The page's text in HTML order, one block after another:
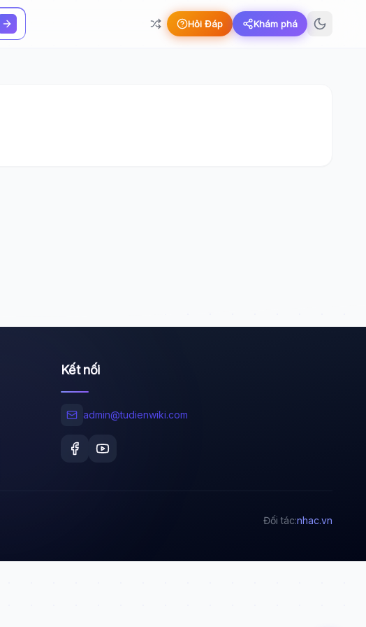
Hỏi Đáp Khám phá
Kết nối
admin@tudienwiki.com
Đối tác:nhac.vn
Tôi là trợ lý AI của TuDienWiki. Hãy hỏi tôi bất kỳ
điều gì về các bài viết trên Wiki!